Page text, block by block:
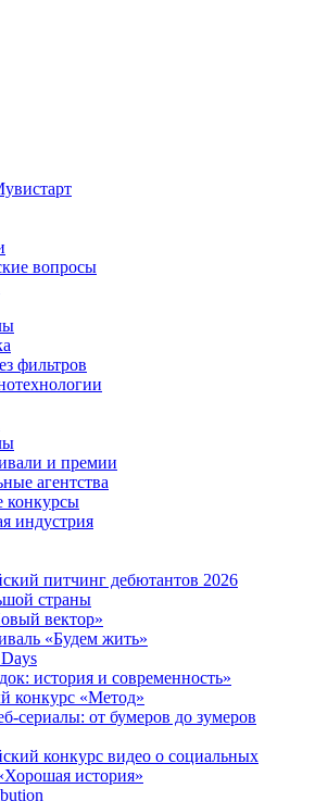
вопросы
фильтров
и премии
агентства
конкурсы
индустрия
питчинг дебютантов 2026
страны
вектор»
«Будем жить»
история и современность»
конкурс «Метод»
сериалы: от бумеров до зумеров
конкурс видео о социальных
история»